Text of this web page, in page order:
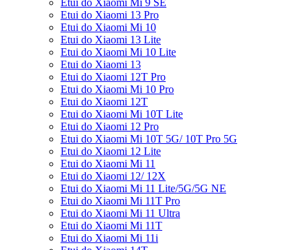
Etui do Xiaomi Mi 9 SE
Etui do Xiaomi 13 Pro
Etui do Xiaomi Mi 10
Etui do Xiaomi 13 Lite
Etui do Xiaomi Mi 10 Lite
Etui do Xiaomi 13
Etui do Xiaomi 12T Pro
Etui do Xiaomi Mi 10 Pro
Etui do Xiaomi 12T
Etui do Xiaomi Mi 10T Lite
Etui do Xiaomi 12 Pro
Etui do Xiaomi Mi 10T 5G/ 10T Pro 5G
Etui do Xiaomi 12 Lite
Etui do Xiaomi Mi 11
Etui do Xiaomi 12/ 12X
Etui do Xiaomi Mi 11 Lite/5G/5G NE
Etui do Xiaomi Mi 11T Pro
Etui do Xiaomi Mi 11 Ultra
Etui do Xiaomi Mi 11T
Etui do Xiaomi Mi 11i